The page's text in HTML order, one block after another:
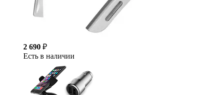
2 690 ₽
Есть в наличии